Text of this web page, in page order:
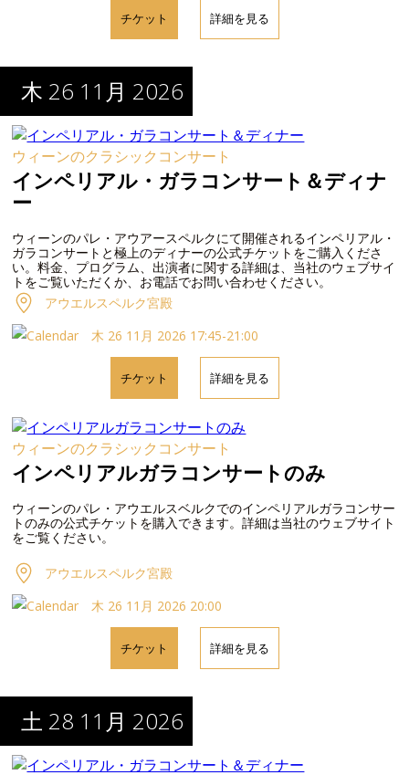
チケット 詳細を見る
木 26 11月 2026
ウィーンのクラシックコンサート
インペリアル・ガラコンサート＆ディナ
ー
ウィーンのパレ・アウアースペルクにて開催されるインペリアル・
ガラコンサートと極上のディナーの公式チケットをご購入くださ
い。料金、プログラム、出演者に関する詳細は、当社のウェブサイ
トをご覧いただくか、お電話でお問い合わせください。
アウエルスペルク宮殿
木 26 11月 2026 17:45-21:00
チケット 詳細を見る
ウィーンのクラシックコンサート
インペリアルガラコンサートのみ
ウィーンのパレ・アウエルスベルクでのインペリアルガラコンサー
トのみの公式チケットを購入できます。詳細は当社のウェブサイト
をご覧ください。
アウエルスペルク宮殿
木 26 11月 2026 20:00
チケット 詳細を見る
土 28 11月 2026